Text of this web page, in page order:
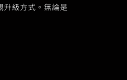
升級方式。無論是